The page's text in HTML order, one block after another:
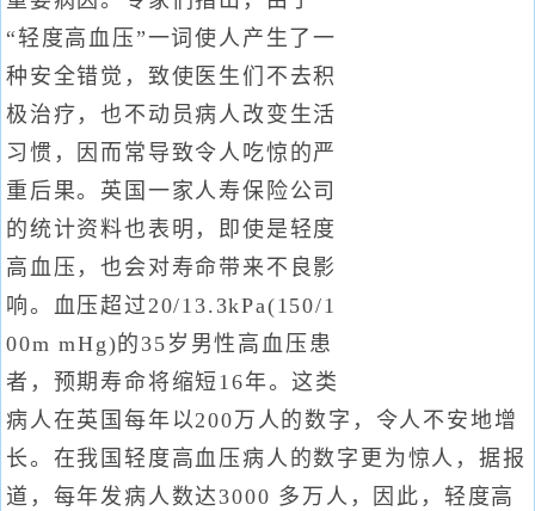
“轻度高血压”一词使人产生了一
种安全错觉，致使医生们不去积
极治疗，也不动员病人改变生活
习惯，因而常导致令人吃惊的严
重后果。英国一家人寿保险公司
的统计资料也表明，即使是轻度
高血压，也会对寿命带来不良影
响。血压超过20/13.3kPa(150/1
00m mHg)的35岁男性高血压患
者，预期寿命将缩短16年。这类
病人在英国每年以200万人的数字，令人不安地增
长。在我国轻度高血压病人的数字更为惊人，据报
道，每年发病人数达3000 多万人，因此，轻度高